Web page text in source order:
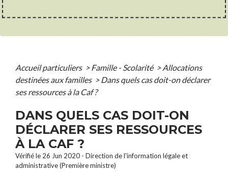
Accueil particuliers > Famille - Scolarité > Allocations
destinées aux familles > Dans quels cas doit-on déclarer
ses ressources à la Caf ?
DANS QUELS CAS DOIT-ON
DÉCLARER SES RESSOURCES
À LA CAF ?
Vérifié le 26 Jun 2020 - Direction de l'information légale et
administrative (Première ministre)